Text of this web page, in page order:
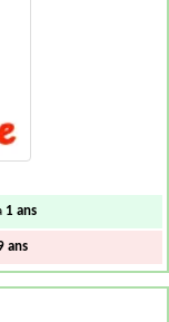
1 ans
ans